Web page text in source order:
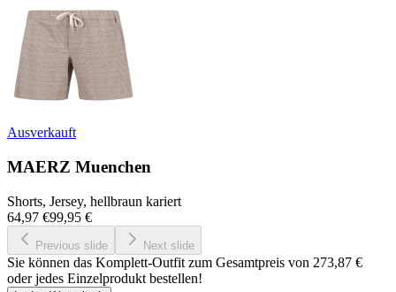
Ausverkauft
MAERZ Muenchen
Shorts, Jersey, hellbraun kariert
64,97 €99,95 €
Previous slide Next slide
Sie können das Komplett-Outfit zum Gesamtpreis von 273,87 €
oder jedes Einzelprodukt bestellen!